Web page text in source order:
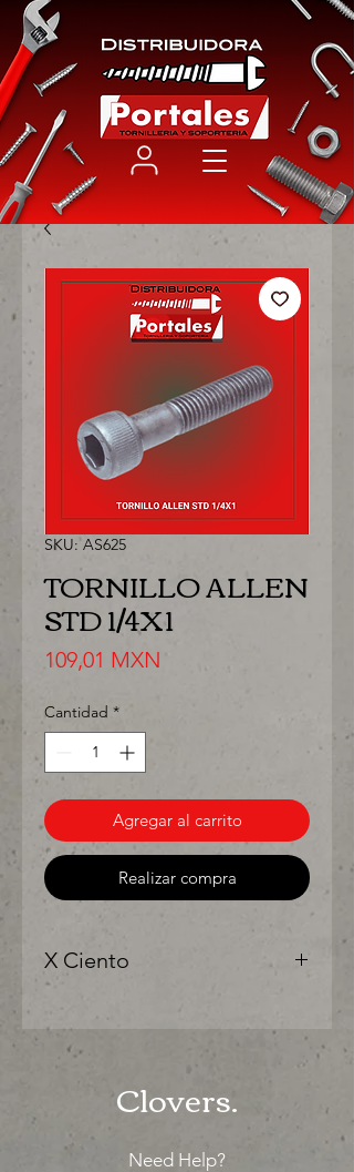
SKU: AS625
TORNILLO ALLEN
STD 1/4X1
109,01 MXN
Cantidad *
Agregar al carrito
Realizar compra
X Ciento
solo los mejores precios para tu
tienda o proyecto" venta por ciento
Clovers.
Need Help?